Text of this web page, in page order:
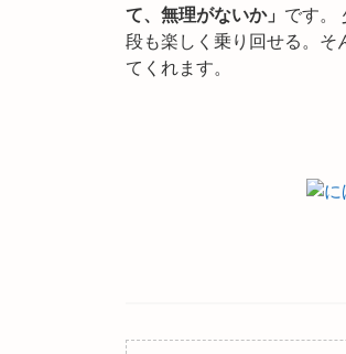
て、無理がないか」 です。
段も楽しく乗り回せる。そ
てくれます。